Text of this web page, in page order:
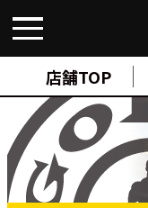
店舗TOP
FIND A GYM
ABOUTゴー
SUPPORT
SCHOOL ス